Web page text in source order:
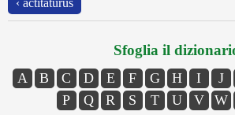
‹ actitatūrūs
Sfoglia il
A B C D E F G H I J
P
Q R S T U V W